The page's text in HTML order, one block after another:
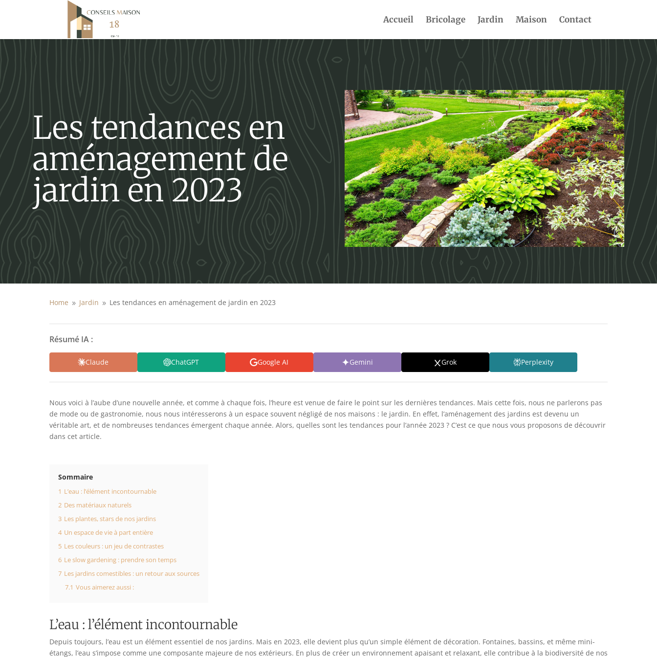
Accueil Bricolage Jardin Maison Contact
Les tendances en
aménagement de
jardin en 2023
Home 9 Jardin 9 Les tendances en aménagement de jardin en 2023
Résumé IA :
Claude ChatGPT Google AI Gemini Grok Perplexity
Nous voici à l’aube d’une nouvelle année, et comme à chaque fois, l’heure est venue de faire le point sur les dernières tendances. Mais cette fois, nous ne parlerons pas
de mode ou de gastronomie, nous nous intéresserons à un espace souvent négligé de nos maisons : le jardin. En effet, l’aménagement des jardins est devenu un
véritable art, et de nombreuses tendances émergent chaque année. Alors, quelles sont les tendances pour l’année 2023 ? C’est ce que nous vous proposons de découvrir
dans cet article.
Sommaire
1 L’eau : l’élément incontournable
2 Des matériaux naturels
3 Les plantes, stars de nos jardins
4 Un espace de vie à part entière
5 Les couleurs : un jeu de contrastes
6 Le slow gardening : prendre son temps
7 Les jardins comestibles : un retour aux sources
7.1 Vous aimerez aussi :
L’eau : l’élément incontournable
Depuis toujours, l’eau est un élément essentiel de nos jardins. Mais en 2023, elle devient plus qu’un simple élément de décoration. Fontaines, bassins, et même mini-
étangs, l’eau s’impose comme une composante majeure de nos extérieurs. En plus de créer un environnement apaisant et relaxant, elle contribue à la biodiversité de nos